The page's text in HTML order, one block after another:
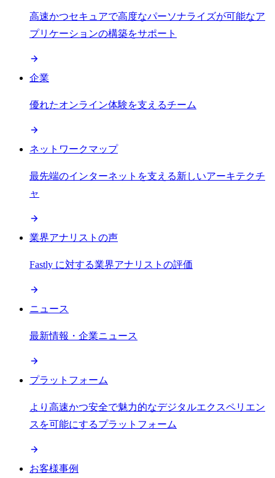
高速かつセキュアで高度なパーソナライズが可能なア
プリケーションの構築をサポート
企業
優れたオンライン体験を支えるチーム
ネットワークマップ
最先端のインターネットを支える新しいアーキテクチ
ャ
業界アナリストの声
Fastly に対する業界アナリストの評価
ニュース
最新情報・企業ニュース
プラットフォーム
より高速かつ安全で魅力的なデジタルエクスペリエン
スを可能にするプラットフォーム
お客様事例